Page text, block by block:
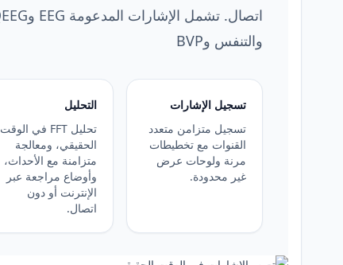
والتنفس وBVP
تسجيل الإشارات
تسجيل متزامن متعدد
القنوات مع تخطيطات
مرنة ولوحات عرض
غير محدودة.
التحليل
تحليل FFT في الوقت
الحقيقي، ومعالجة
متزامنة مع الأحداث،
وأوضاع مراجعة عبر
الإنترنت أو دون
اتصال.